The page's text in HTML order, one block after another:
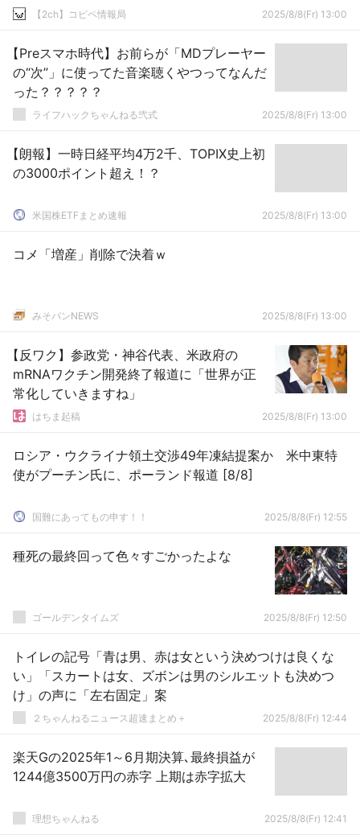
【2ch】コピペ情報局 2025/8/8(Fr) 13:00
【Preスマホ時代】お前らが「MDプレーヤー
の“次”」に使ってた音楽聴くやつってなんだ
った？？？？？
ライフハックちゃんねる弐式 2025/8/8(Fr) 13:00
【朗報】一時日経平均4万2千、TOPIX史上初
の3000ポイント超え！？
米国株ETFまとめ速報 2025/8/8(Fr) 13:00
コメ「増産」削除で決着ｗ
みそパンNEWS 2025/8/8(Fr) 13:00
【反ワク】参政党・神谷代表、米政府の
mRNAワクチン開発終了報道に「世界が正
常化していきますね」
はちま起稿 2025/8/8(Fr) 13:00
ロシア・ウクライナ領土交渉49年凍結提案か 米中東特
使がプーチン氏に、ポーランド報道 [8/8]
国難にあってもの申す！！ 2025/8/8(Fr) 12:55
種死の最終回って色々すごかったよな
ゴールデンタイムズ 2025/8/8(Fr) 12:50
トイレの記号「青は男、赤は女という決めつけは良くな
い」「スカートは女、ズボンは男のシルエットも決めつ
け」の声に「左右固定」案
２ちゃんねるニュース超速まとめ＋ 2025/8/8(Fr) 12:44
楽天Gの2025年1～6月期決算､最終損益が
1244億3500万円の赤字 上期は赤字拡大
理想ちゃんねる 2025/8/8(Fr) 12:41